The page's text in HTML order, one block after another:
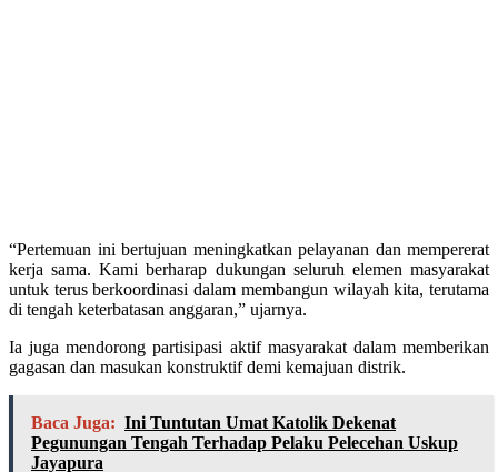
“Pertemuan ini bertujuan meningkatkan pelayanan dan mempererat
kerja sama. Kami berharap dukungan seluruh elemen masyarakat
untuk terus berkoordinasi dalam membangun wilayah kita, terutama
di tengah keterbatasan anggaran,” ujarnya.
Ia juga mendorong partisipasi aktif masyarakat dalam memberikan
gagasan dan masukan konstruktif demi kemajuan distrik.
Baca Juga: Ini Tuntutan Umat Katolik Dekenat
Pegunungan Tengah Terhadap Pelaku Pelecehan Uskup
Jayapura